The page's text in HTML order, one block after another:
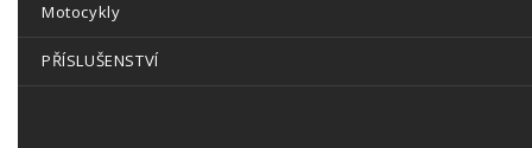
Motocykly
PŘÍSLUŠENSTVÍ